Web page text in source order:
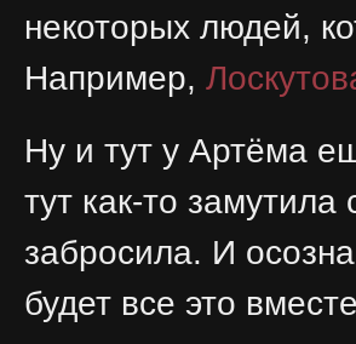
некоторых людей,
Например,
Ну и тут у Артёма
тут как-то замутила
забросила. И
будет все это